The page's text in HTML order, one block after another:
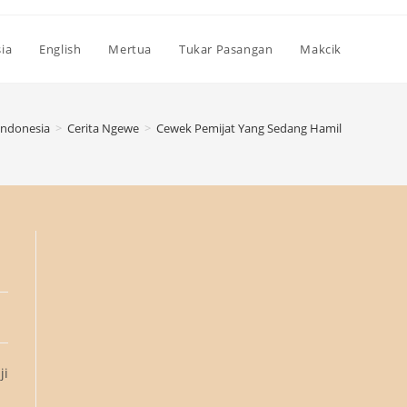
English Mertua Tukar Pasangan Makcik
> Cerita Ngewe > Cewek Pemijat Yang Sedang Hamil